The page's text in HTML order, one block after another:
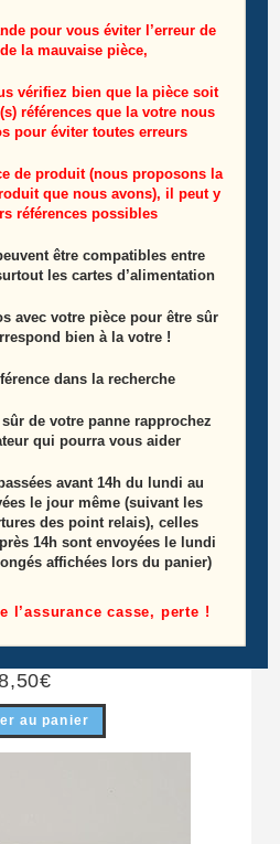
1568A
au panier
€
au panier
pour vous éviter l’erreur de
la mauvaise pièce,
vérifiez bien que la pièce soit
références que la votre nous
pour éviter toutes erreurs
de produit (nous proposons la
que nous avons), il peut y
références possibles
être compatibles entre
les cartes d’alimentation
avec votre pièce pour être sûr
bien à la votre !
dans la recherche
de votre panne rapprochez
qui pourra vous aider
avant 14h du lundi au
le jour même (suivant les
des point relais), celles
14h sont envoyées le lundi
affichées lors du panier)
l’assurance casse, perte !